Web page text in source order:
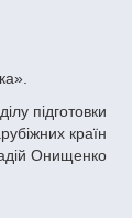
підготовки
країн
Онищенко